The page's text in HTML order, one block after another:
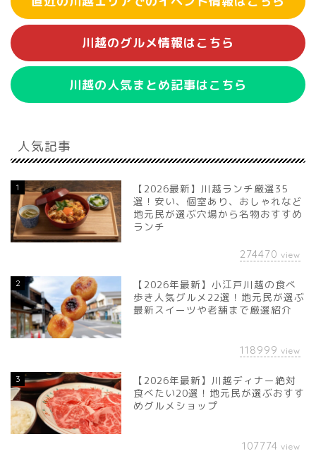
川越のグルメ情報はこちら
川越の人気まとめ記事はこちら
人気記事
1
【2026最新】川越ランチ厳選35
選！安い、個室あり、おしゃれなど
地元民が選ぶ穴場から名物おすすめ
ランチ
274470 view
2
【2026年最新】小江戸川越の食べ
歩き人気グルメ22選！地元民が選ぶ
最新スイーツや老舗まで厳選紹介
118999 view
3
【2026年最新】川越ディナー絶対
食べたい20選！地元民が選ぶおすす
めグルメショップ
107774 view